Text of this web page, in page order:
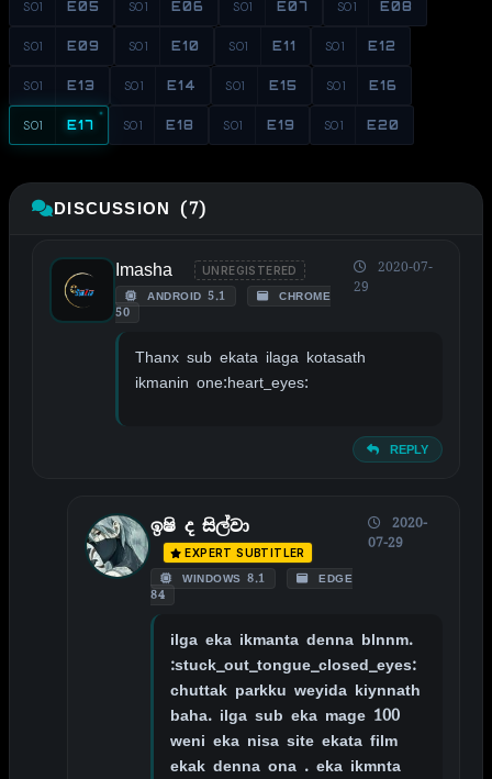
S01 E05 S01 E06 S01 E07 S01 E08
S01 E09 S01 E10 S01 E11 S01 E12
S01 E13 S01 E14 S01 E15 S01 E16
S01 E17 S01 E18 S01 E19 S01 E20
DISCUSSION (7)
Imasha UNREGISTERED
ANDROID 5.1
CHROME
50
2020-07-
29
Thanx sub ekata ilaga kotasath
ikmanin one:heart_eyes:
REPLY
ඉෂි ද සිල්වා
EXPERT SUBTITLER
WINDOWS 8.1
EDGE
84
2020-
07-29
ilga eka ikmanta denna blnnm.
:stuck_out_tongue_closed_eyes:
chuttak parkku weyida kiynnath
baha. ilga sub eka mage 100
weni eka nisa site ekata film
ekak denna ona . eka ikmnta